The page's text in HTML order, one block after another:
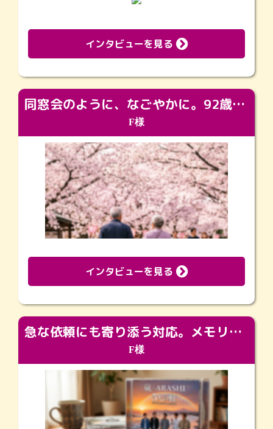
インタビューを見る
同窓会のように、なごやかに。92歳の旅立ちを彩った、再会と感謝の場
F様
インタビューを見る
急な依頼にも寄り添う対応。メモリアルコーナーで振り返る大切な日々
F様